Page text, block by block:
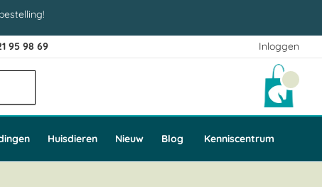
Inloggen
95 98 69
Huisdieren Nieuw Blog Kenniscentrum